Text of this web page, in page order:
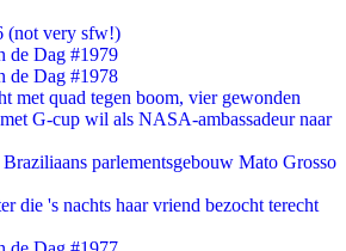
(not very sfw!)
de Dag #1979
de Dag #1978
met quad tegen boom, vier gewonden
G-cup wil als NASA-ambassadeur naar
parlementsgebouw Mato Grosso
die 's nachts haar vriend bezocht terecht